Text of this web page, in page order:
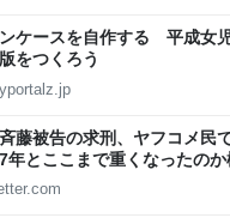
ケースを自作する 平成女
をつくろう
藤被告の求刑、ヤフコメ民
とここまで重くなったのか